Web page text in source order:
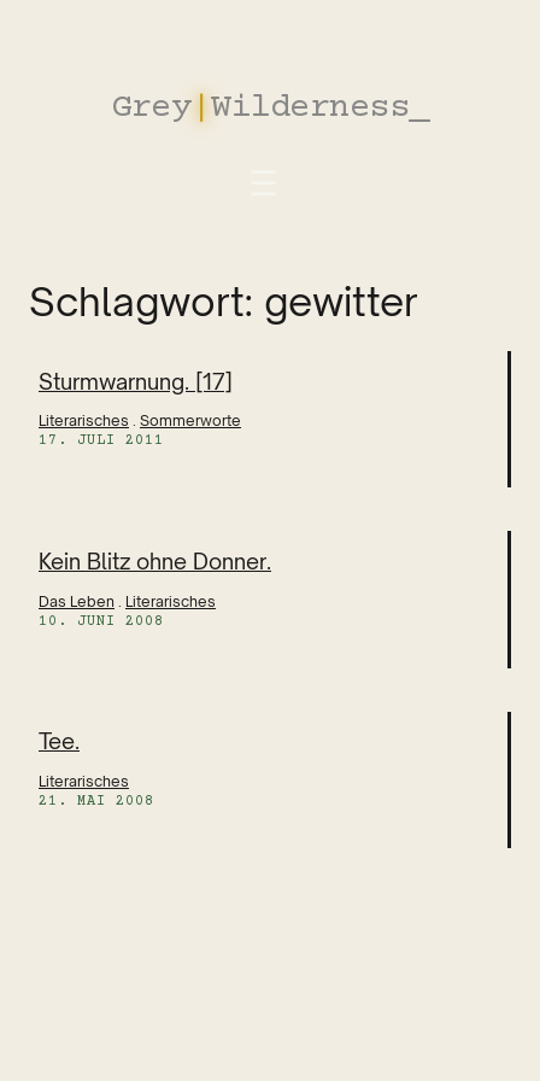
Grey|Wilderness
Schlagwort: gewitter
Sturmwarnung. [17]
Literarisches . Sommerworte
17. JULI 2011
Kein Blitz ohne Donner.
Das Leben Literarisches
10. JUNI 2008
Tee.
Literarisches
21. MAI 2008